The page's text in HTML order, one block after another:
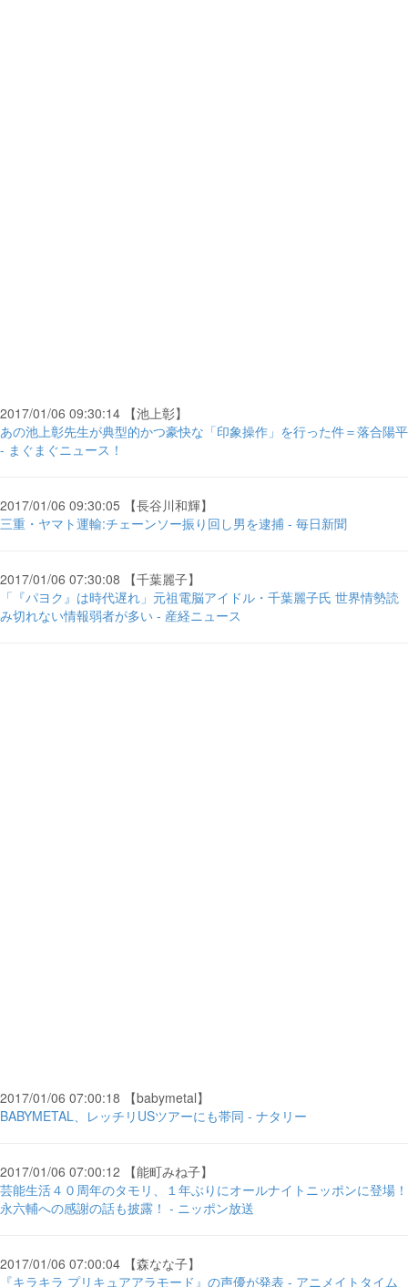
2017/01/06 09:30:14 【池上彰】
あの池上彰先生が典型的かつ豪快な「印象操作」を行った件＝落合陽平
- まぐまぐニュース！
2017/01/06 09:30:05 【長谷川和輝】
三重・ヤマト運輸:チェーンソー振り回し男を逮捕 - 毎日新聞
2017/01/06 07:30:08 【千葉麗子】
「『パヨク』は時代遅れ」元祖電脳アイドル・千葉麗子氏 世界情勢読
み切れない情報弱者が多い - 産経ニュース
2017/01/06 07:00:18 【babymetal】
BABYMETAL、レッチリUSツアーにも帯同 - ナタリー
2017/01/06 07:00:12 【能町みね子】
芸能生活４０周年のタモリ、１年ぶりにオールナイトニッポンに登場！
永六輔への感謝の話も披露！ - ニッポン放送
2017/01/06 07:00:04 【森なな子】
『キラキラ プリキュアアラモード』の声優が発表 - アニメイトタイム